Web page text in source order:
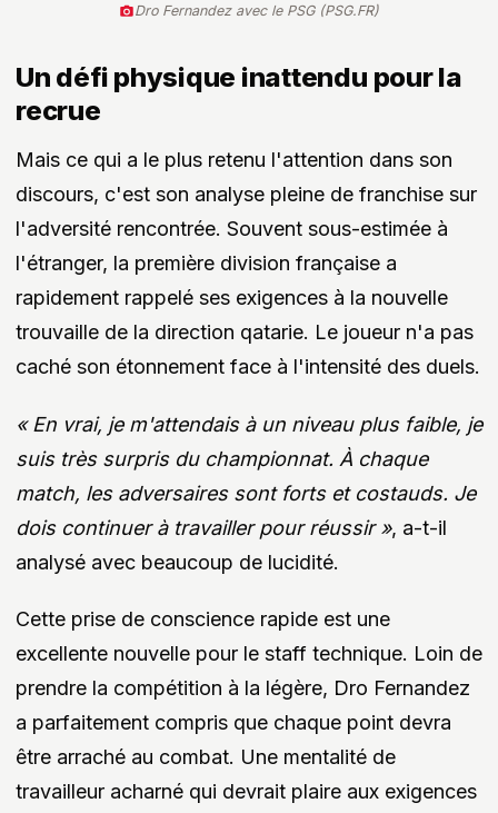
Dro Fernandez avec le PSG (PSG.FR)
Un défi physique inattendu pour la
recrue
Mais ce qui a le plus retenu l'attention dans son
discours, c'est son analyse pleine de franchise sur
l'adversité rencontrée. Souvent sous-estimée à
l'étranger, la première division française a
rapidement rappelé ses exigences à la nouvelle
trouvaille de la direction qatarie. Le joueur n'a pas
caché son étonnement face à l'intensité des duels.
« En vrai, je m'attendais à un niveau plus faible, je
suis très surpris du championnat. À chaque
match, les adversaires sont forts et costauds. Je
dois continuer à travailler pour réussir », a-t-il
analysé avec beaucoup de lucidité.
Cette prise de conscience rapide est une
excellente nouvelle pour le staff technique. Loin de
prendre la compétition à la légère, Dro Fernandez
a parfaitement compris que chaque point devra
être arraché au combat. Une mentalité de
travailleur acharné qui devrait plaire aux exigences